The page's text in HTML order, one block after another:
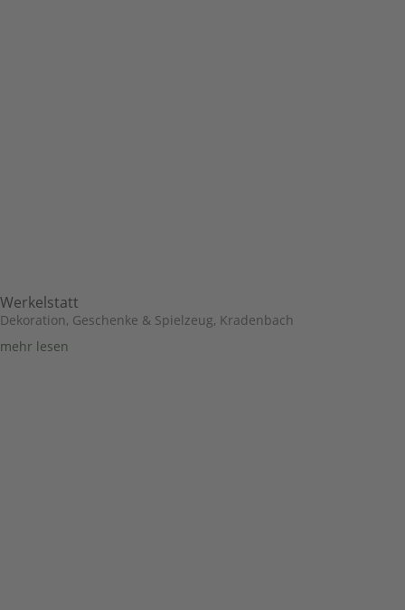
Werkelstatt
Dekoration, Geschenke & Spielzeug, Kradenbach
mehr lesen